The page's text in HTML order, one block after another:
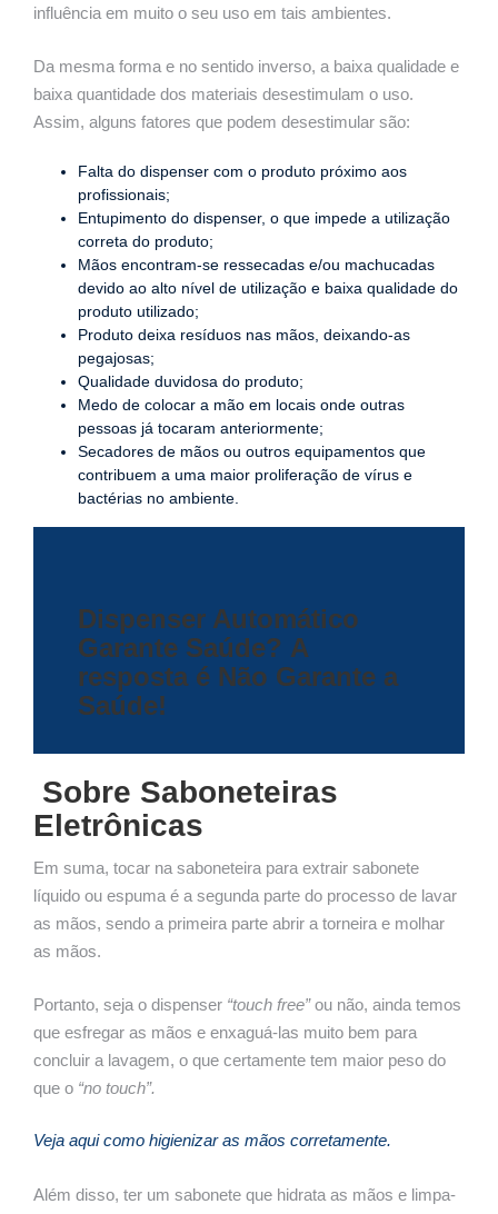
influência em muito o seu uso em tais ambientes.
Da mesma forma e no sentido inverso, a baixa qualidade e
baixa quantidade dos materiais desestimulam o uso.
Assim, alguns fatores que podem desestimular são:
Falta do dispenser com o produto próximo aos
profissionais;
Entupimento do dispenser, o que impede a utilização
correta do produto;
Mãos encontram-se ressecadas e/ou machucadas
devido ao alto nível de utilização e baixa qualidade do
produto utilizado;
Produto deixa resíduos nas mãos, deixando-as
pegajosas;
Qualidade duvidosa do produto;
Medo de colocar a mão em locais onde outras
pessoas já tocaram anteriormente;
Secadores de mãos ou outros equipamentos que
contribuem a uma maior proliferação de vírus e
bactérias no ambiente.
Dispenser Automático
Garante Saúde? A
resposta é Não Garante a
Saúde!
Sobre Saboneteiras
Eletrônicas
Em suma, tocar na saboneteira para extrair sabonete
líquido ou espuma é a segunda parte do processo de lavar
as mãos, sendo a primeira parte abrir a torneira e molhar
as mãos.
Portanto, seja o dispenser “touch free”ou não, ainda temos
que esfregar as mãos e enxaguá-las muito bem para
concluir a lavagem, o que certamente tem maior peso do
que o “no touch”.
Veja aqui como higienizar as mãos corretamente.
Além disso, ter um sabonete que hidrata as mãos e limpa-